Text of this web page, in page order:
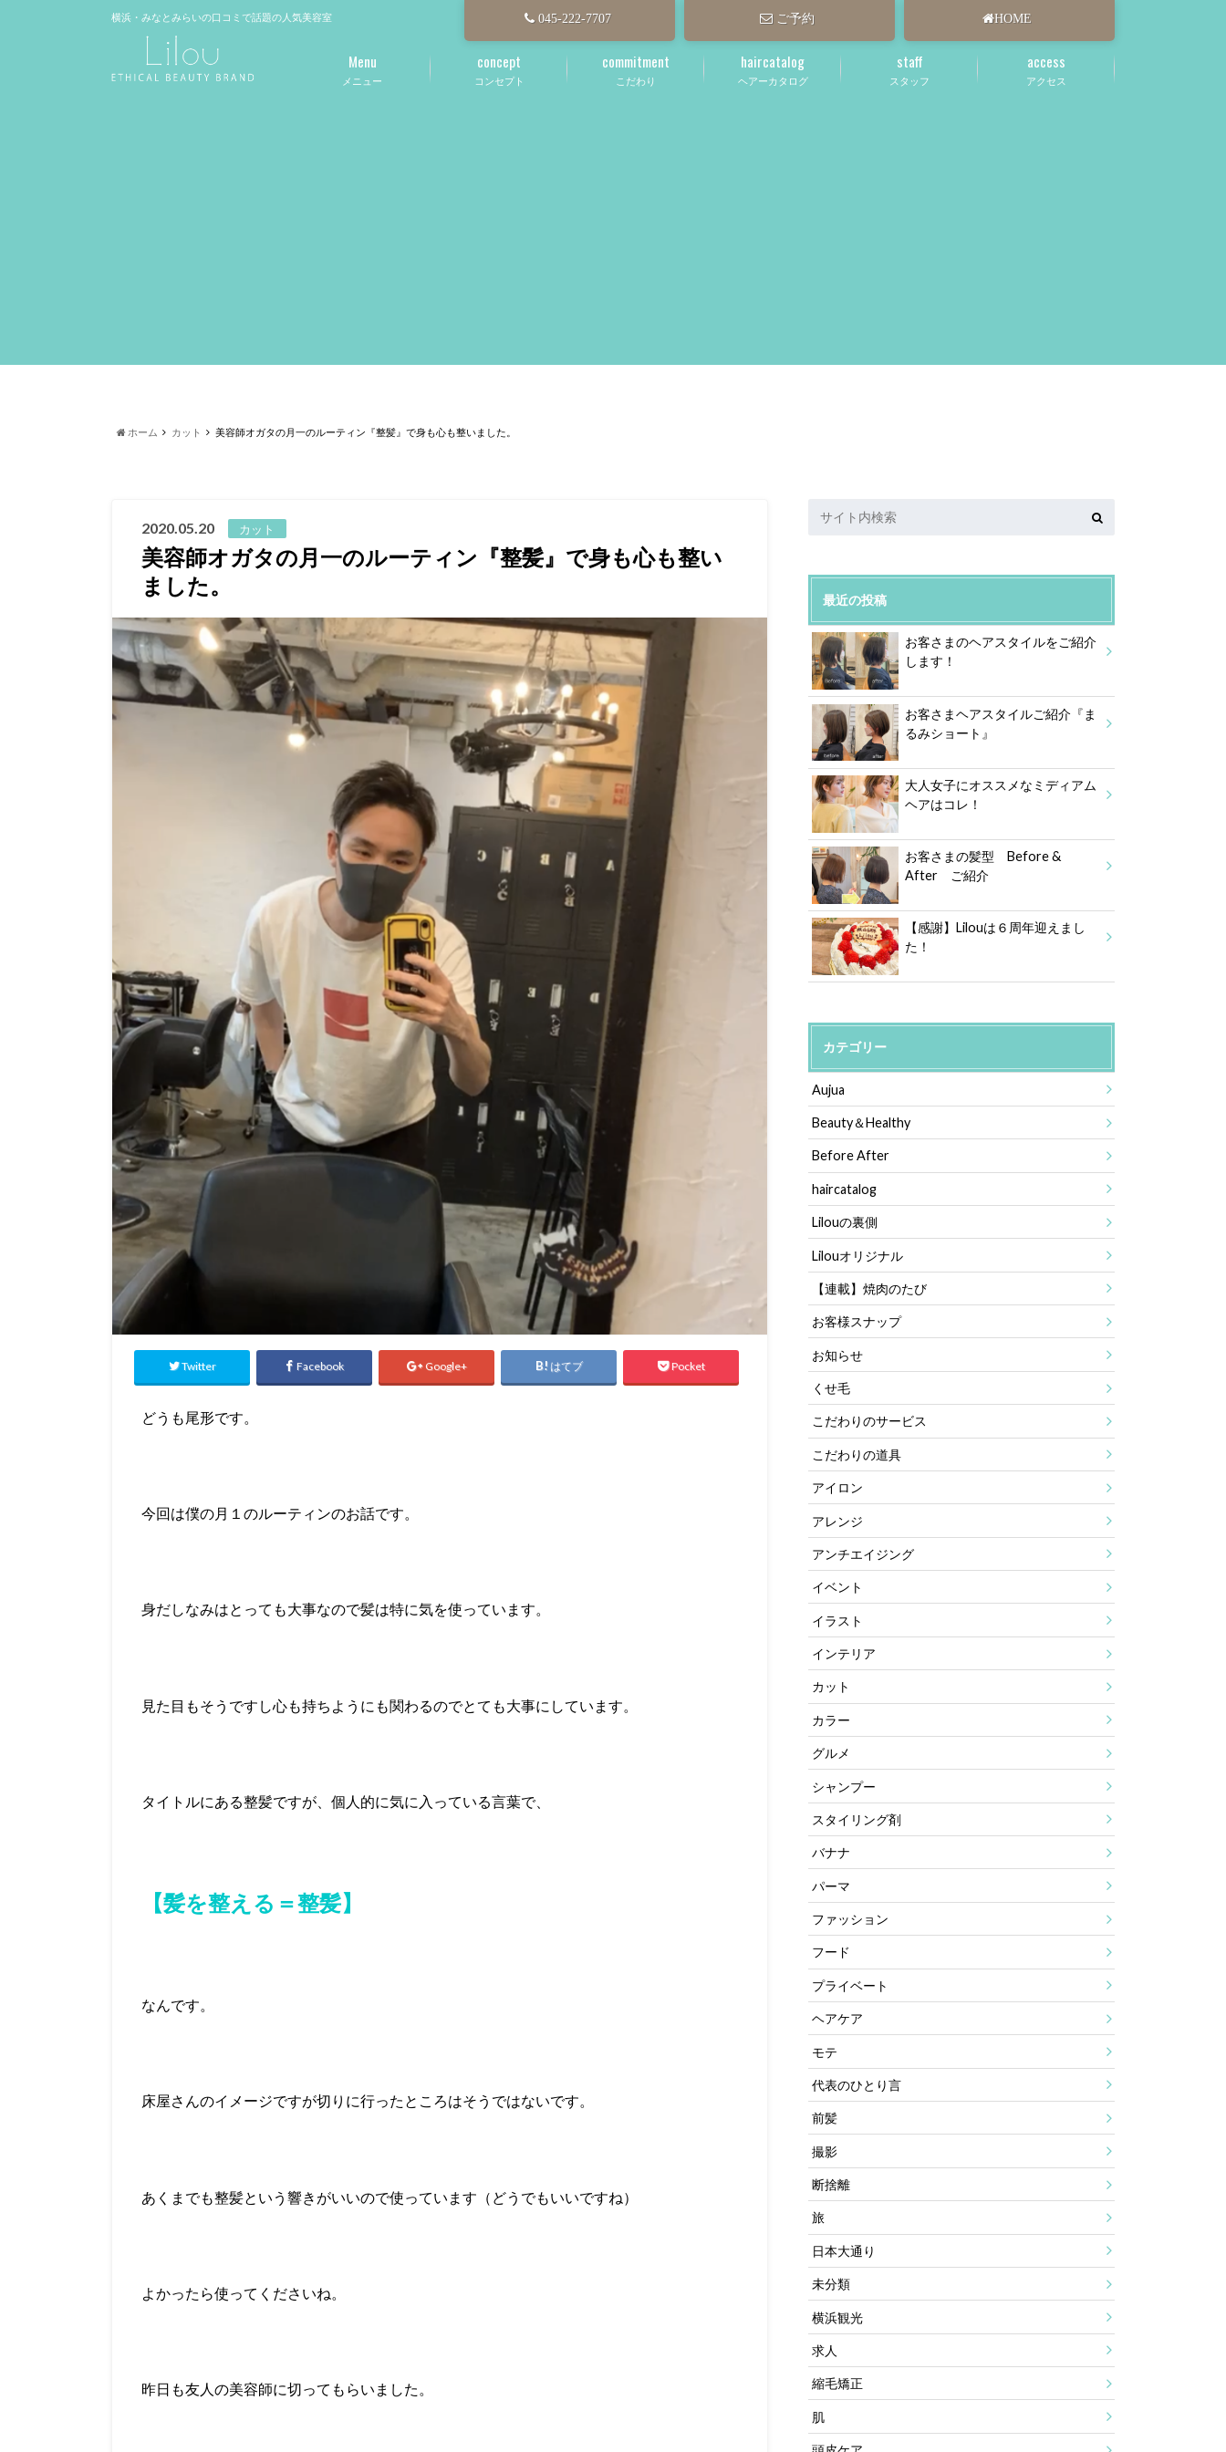
横浜・みなとみらいの口コミで話題の人気美容室 HOME
ご予約
045-222-7707
メニュー
Menu
コンセプト
concept
こだわり
commitment
ヘアーカタログ
haircatalog
スタッフ
staff
アクセス
access
ホーム カット 美容師オガタの月一のルーティン『整髪』で身も心も整いました。
2020.05.20 カット
美容師オガタの月一のルーティン『整髪』で身も心も整い
ました。
Twitter Facebook Google+ はてブ Pocket
どうも尾形です。
今回は僕の月１のルーティンのお話です。
身だしなみはとっても大事なので髪は特に気を使っています。
見た目もそうですし心も持ちようにも関わるのでとても大事にしています。
タイトルにある整髪ですが、個人的に気に入っている言葉で、
【髪を整える＝整髪】
なんです。
床屋さんのイメージですが切りに行ったところはそうではないです。
あくまでも整髪という響きがいいので使っています（どうでもいいですね）
よかったら使ってくださいね。
昨日も友人の美容師に切ってもらいました。
最近の投稿
お客さまのヘアスタイルをご紹介
します！
お客さまヘアスタイルご紹介『ま
るみショート』
大人女子にオススメなミディアム
ヘアはコレ！
お客さまの髪型 Before &
After ご紹介
【感謝】Lilouは６周年迎えまし
た！
カテゴリー
Aujua
Beauty＆Healthy
Before After
haircatalog
Lilouの裏側
Lilouオリジナル
【連載】焼肉のたび
お客様スナップ
お知らせ
くせ毛
こだわりのサービス
こだわりの道具
アイロン
アレンジ
アンチエイジング
イベント
イラスト
インテリア
カット
カラー
グルメ
シャンプー
スタイリング剤
バナナ
パーマ
ファッション
フード
プライベート
ヘアケア
モテ
代表のひとり言
前髪
撮影
断捨離
旅
日本大通り
未分類
横浜観光
求人
縮毛矯正
肌